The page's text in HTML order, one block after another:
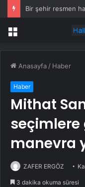
Bir şehir resmen
Menü
Anasayfa / Haber
Haber
Mithat
seçimlere
manevra
ZAFER ERGÖZ
3 dakika okuma süresi